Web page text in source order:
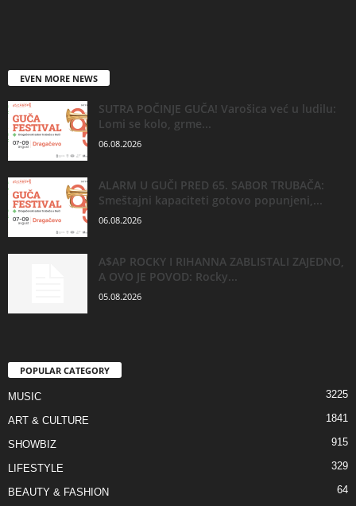
EVEN MORE NEWS
SUTRA POČINJE GUČA! Varošica već u ludilu:
Lomi se kolo, grme...
06.08.2026
ALARM U GUČI PRED 65. SABOR TRUBAČA:
Smeštajni kapaciteti gotovo popunjeni,...
06.08.2026
A$AP ROCKY I RIHANNA ZABLISTALI ZAJEDNO,
A OVO JE POVOD: Rocky...
05.08.2026
POPULAR CATEGORY
MUSIC 3225
ART & CULTURE 1841
SHOWBIZ 915
LIFESTYLE 329
BEAUTY & FASHION 64